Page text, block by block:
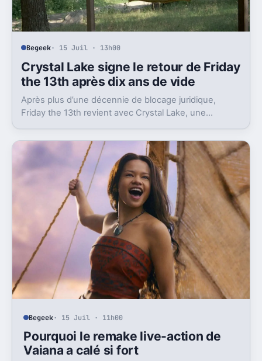
Begeek· 15 Juil · 13h00
Crystal Lake signe le retour de Friday
the 13th après dix ans de vide
Après plus d’une décennie de blocage juridique,
Friday the 13th revient avec Crystal Lake, une
décor.
Begeek· 15 Juil · 11h00
Pourquoi le remake live-action de
Vaiana a calé si fort